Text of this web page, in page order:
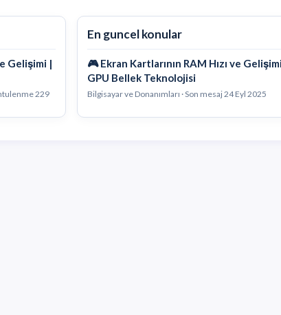
Gelişimi |
229
En guncel konular
🎮 Ekran Kartlarının RAM Hızı ve
GPU Bellek Teknolojisi
Bilgisayar ve Donanımları · Son mesaj24 Eyl 2025